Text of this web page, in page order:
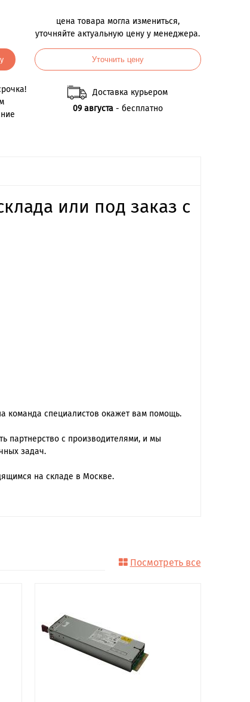
цена товара могла измениться,
уточняйте актуальную цену у менеджера.
Уточнить цену
Доставка курьером
09 августа- бесплатно
или под заказ с
команда специалиcтов окажет вам помощь.
партнерство с производителями, и мы
задач.
на складе в Москве.
Посмотреть все